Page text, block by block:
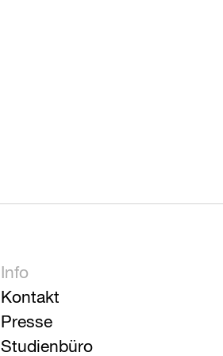
Info
Kontakt
Presse
Studienbüro